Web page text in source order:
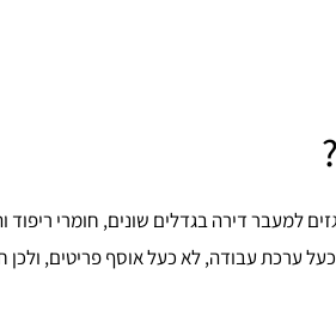
ל-80% מהאריזה בבית: ארגזים למעבר דירה בגדלים שונים,
ערכת עבודה, לא כעל אוסף פריטים,